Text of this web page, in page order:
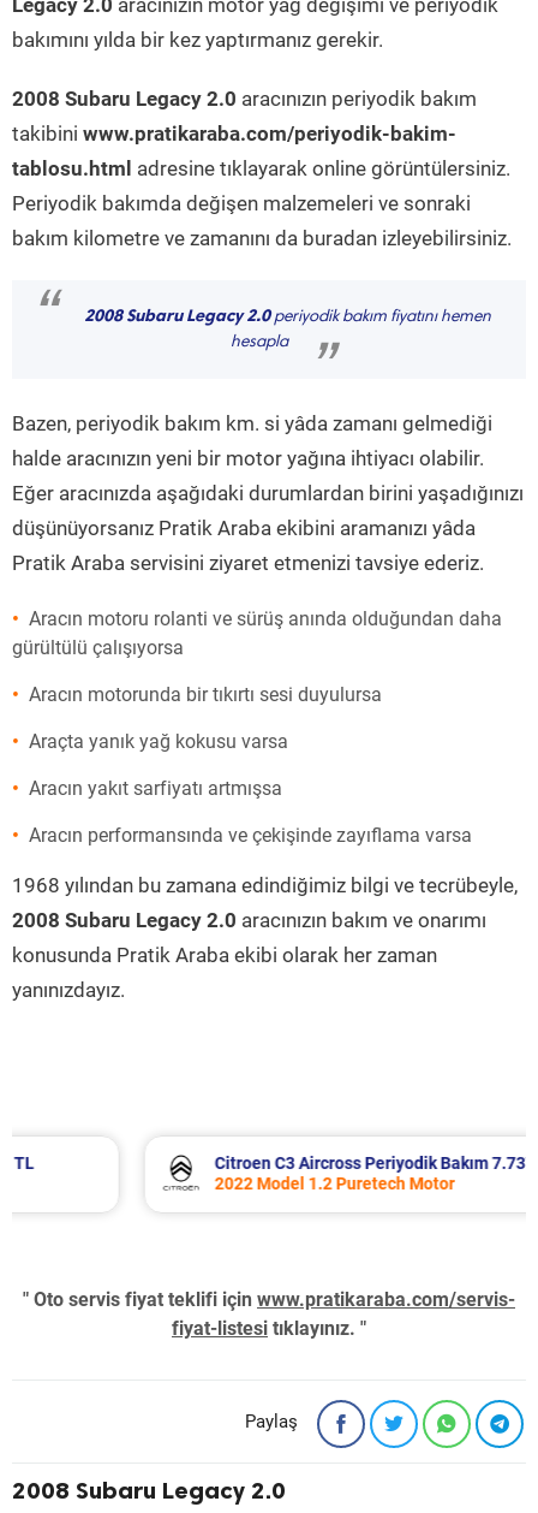
Legacy 2.0 aracınızın motor yağ değişimi ve periyodik
bakımını yılda bir kez yaptırmanız gerekir.
2008 Subaru Legacy 2.0 aracınızın periyodik bakım
takibini www.pratikaraba.com/periyodik-bakim-
tablosu.html adresine tıklayarak online görüntülersiniz.
Periyodik bakımda değişen malzemeleri ve sonraki
bakım kilometre ve zamanını da buradan izleyebilirsiniz.
“ 2008 Subaru Legacy 2.0periyodik bakım fiyatını hemen
hesapla
”
Bazen, periyodik bakım km. si yâda zamanı gelmediği
halde aracınızın yeni bir motor yağına ihtiyacı olabilir.
Eğer aracınızda aşağıdaki durumlardan birini yaşadığınızı
düşünüyorsanız Pratik Araba ekibini aramanızı yâda
Pratik Araba servisini ziyaret etmenizi tavsiye ederiz.
Aracın motoru rolanti ve sürüş anında olduğundan daha
gürültülü çalışıyorsa
Aracın motorunda bir tıkırtı sesi duyulursa
Araçta yanık yağ kokusu varsa
Aracın yakıt sarfiyatı artmışsa
Aracın performansında ve çekişinde zayıflama varsa
1968 yılından bu zamana edindiğimiz bilgi ve tecrübeyle,
2008 Subaru Legacy 2.0 aracınızın bakım ve onarımı
konusunda Pratik Araba ekibi olarak her zaman
yanınızdayız.
Citroen C3 Aircross Periyodik Bakım 7.737 TL
2022 Model 1.2 Puretech Motor
" Oto servis fiyat teklifi için www.pratikaraba.com/servis-
fiyat-listesi tıklayınız. "
Paylaş
2008 Subaru Legacy 2.0